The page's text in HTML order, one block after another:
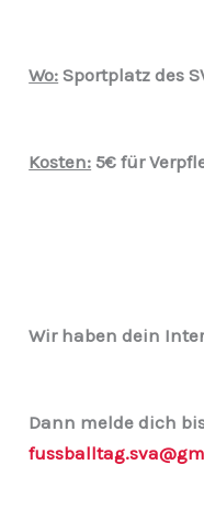
Wo: Sportplatz des
Kosten: 5€ für
Wir haben dein
Dann melde dich